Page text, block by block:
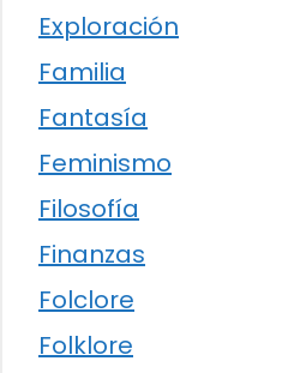
Exploración
Familia
Fantasía
Feminismo
Filosofía
Finanzas
Folclore
Folklore